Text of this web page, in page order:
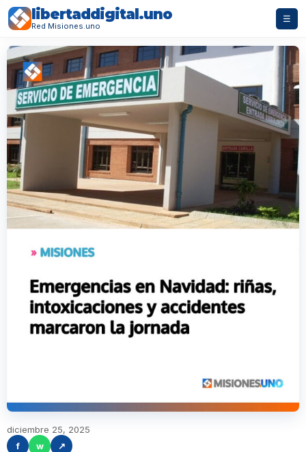
libertaddigital.uno
Red Misiones.uno
☰
diciembre 25, 2025
f
w ↗